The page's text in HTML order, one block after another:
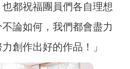
都祝福團員們各自理想
論如何，我們都會盡力
創作出好的作品！」